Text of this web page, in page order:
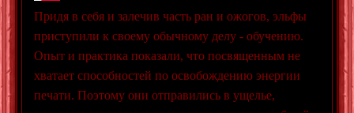
Придя в себя и залечив часть ран и ожогов, эльфы
приступили к своему обычному делу - обучению.
Опыт и практика показали, что посвященным не
хватает способностей по освобождению энергии
печати. Поэтому они отправились в ущелье,